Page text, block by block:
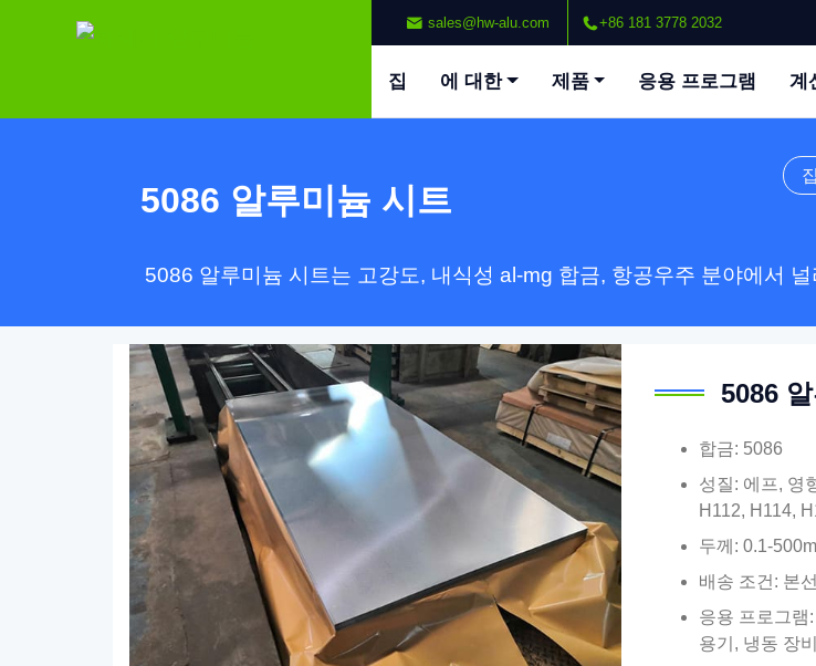
sales@hw-alu.com +86 181 3778 2032
집 에 대한 제품 응용 프로그램 계
5086 알루미늄 시트
집
5086 알루미늄 시트는 고강도, 내식성 al-mg 합금, 항공우주 분야에서
5086
합금: 5086
성질: 에프, 영
H112, H114,
두께: 0.1-
배송 조건: 본
응용 프로그램
용기, 냉동 장